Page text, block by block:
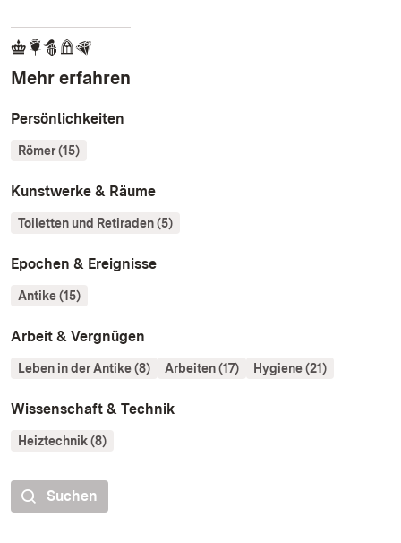
Mehr erfahren
Persönlichkeiten
Römer (15)
Kunstwerke & Räume
Toiletten und Retiraden (5)
Epochen & Ereignisse
Antike (15)
Arbeit & Vergnügen
Leben in der Antike (8) Arbeiten (17) Hygiene (21)
Wissenschaft & Technik
Heiztechnik (8)
Suchen